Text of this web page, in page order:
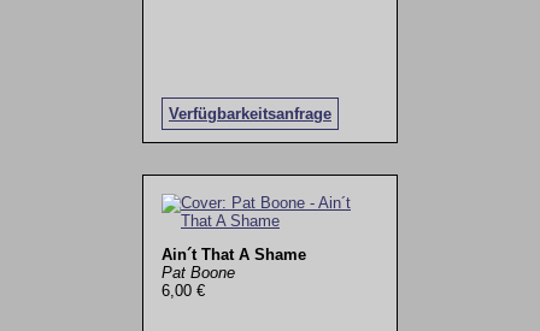
Verfügbarkeitsanfrage
Ain´t That A Shame
Pat Boone
6,00 €